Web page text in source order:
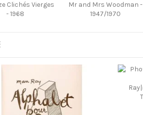
Clichés Vierges
- 1968
Mr and Mrs Woodman -
1947/1970